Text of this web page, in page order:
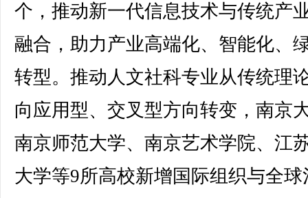
个，推动新一代信息技术与传统产
融合，助力产业高端化、智能化、
转型。推动人文社科专业从传统理
向应用型、交叉型方向转变，南京
南京师范大学、南京艺术学院、江
大学等9所高校新增国际组织与全球